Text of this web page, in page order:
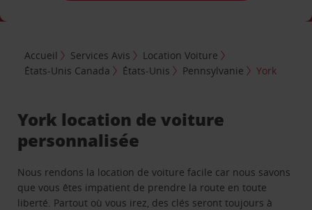
Accueil Services Avis
Location Voiture
États-Unis Canada
États-Unis Pennsylvanie York
York location de voiture
personnalisée
Nous rendons la location de voiture facile car nous savons
que vous êtes impatient de prendre la route en toute
liberté. Partout où vous irez, des clés seront toujours à